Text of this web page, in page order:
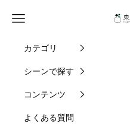
東
メニュー
カテゴリ
シーンで探す
コンテンツ
よくある質問